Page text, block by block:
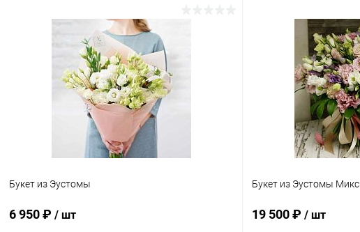
Букет из Эустомы
6 950 ₽ / шт
Букет из Эустомы Микс
19 500 ₽ / шт